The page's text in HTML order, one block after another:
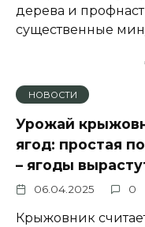
дерева и
существенные
НОВОСТИ
Урожай
ягод: простая
– ягоды
06.04.2025 0
Крыжовник